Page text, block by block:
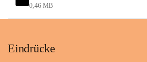
0,46 MB
Eindrücke